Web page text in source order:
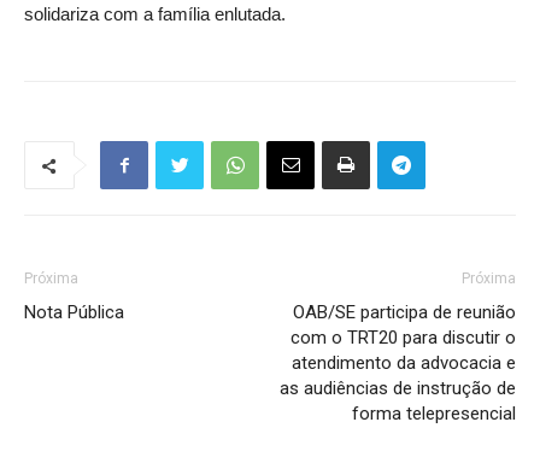
solidariza com a família enlutada.
Próxima
Nota Pública
Próxima
OAB/SE participa de reunião
com o TRT20 para discutir o
atendimento da advocacia e
as audiências de instrução de
forma telepresencial